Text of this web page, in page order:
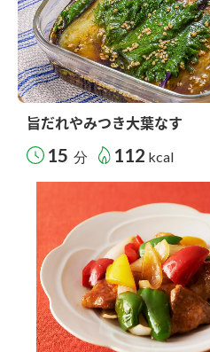
旨だれやみつき大葉なす
15 分 112 kcal